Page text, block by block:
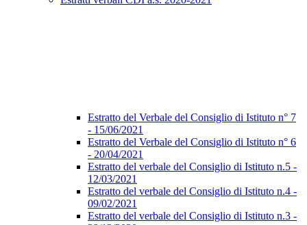
Estratto del Verbale del Consiglio di Istituto n° 7
- 15/06/2021
Estratto del Verbale del Consiglio di Istituto n° 6
- 20/04/2021
Estratto del verbale del Consiglio di Istituto n.5 -
12/03/2021
Estratto del verbale del Consiglio di Istituto n.4 -
09/02/2021
Estratto del verbale del Consiglio di Istituto n.3 -